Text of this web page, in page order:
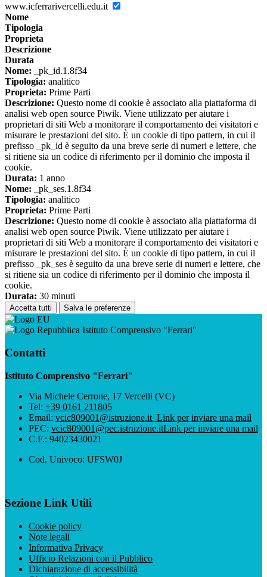
www.icferrarivercelli.edu.it
Nome
Tipologia
Proprieta
Descrizione
Durata
Nome: _pk_id.1.8f34
Tipologia: analitico
Proprieta: Prime Parti
Descrizione: Questo nome di cookie è associato alla piattaforma di
analisi web open source Piwik. Viene utilizzato per aiutare i
proprietari di siti Web a monitorare il comportamento dei visitatori e
misurare le prestazioni del sito. È un cookie di tipo pattern, in cui il
prefisso _pk_id è seguito da una breve serie di numeri e lettere, che
si ritiene sia un codice di riferimento per il dominio che imposta il
cookie.
Durata: 1 anno
Nome: _pk_ses.1.8f34
Tipologia: analitico
Proprieta: Prime Parti
Descrizione: Questo nome di cookie è associato alla piattaforma di
analisi web open source Piwik. Viene utilizzato per aiutare i
proprietari di siti Web a monitorare il comportamento dei visitatori e
misurare le prestazioni del sito. È un cookie di tipo pattern, in cui il
prefisso _pk_ses è seguito da una breve serie di numeri e lettere, che
si ritiene sia un codice di riferimento per il dominio che imposta il
cookie.
Durata: 30 minuti
Accetta tutti Salva le preferenze
Istituto Comprensivo "Ferrari"
Contatti
Istituto Comprensivo "Ferrari"
Via Michele Cerrone, 17 Vercelli (VC)
Tel: +39 0161 211805
Email: vcic809001@istruzione.it Link per inviare una mail
PEC: vcic809001@pec.istruzione.itLink per inviare una mail
C.F.: 94023430021
Cod. Univoco: UFSW0J
Sezione Link Utili
Cookie policy
Note legali
Informativa Privacy
Ufficio Relazioni con il Pubblico
Dichiarazione di accessibilità